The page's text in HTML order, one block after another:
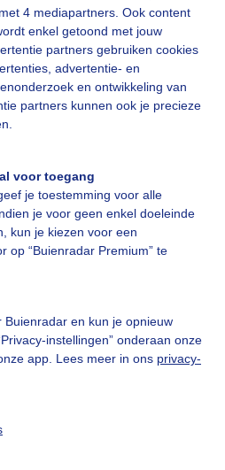
4 mediapartners. Ook content
enkel getoond met jouw
partners gebruiken cookies
advertentie- en
en ontwikkeling van
partners kunnen ook je precieze
voor toegang
je toestemming voor alle
je voor geen enkel doeleinde
kun je kiezen voor een
op “Buienradar Premium” te
en kun je opnieuw
instellingen” onderaan onze
app. Lees meer in ons privacy-